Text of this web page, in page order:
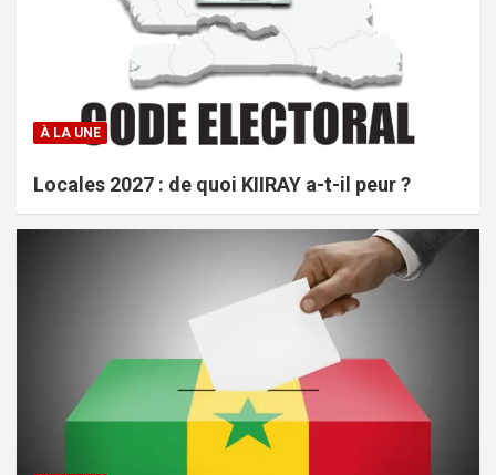
À LA UNE
Locales 2027 : de quoi KIIRAY a-t-il peur ?